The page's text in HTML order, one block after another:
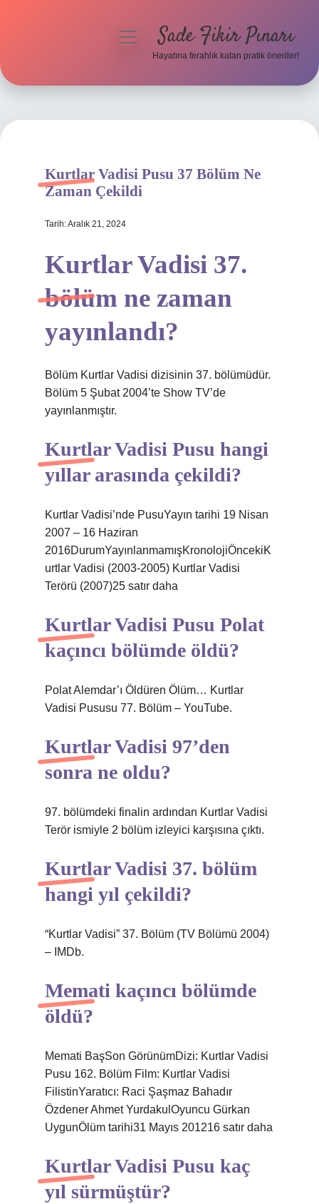
Hakkımızda
menüyüSade Fikir Pınarı
Hayatına ferahlık katan pratik öneriler!
Kurtlar Vadisi Pusu 37 Bölüm Ne
Zaman Çekildi
Tarih: Aralık 21, 2024
Kurtlar Vadisi 37.
bölüm ne zaman
yayınlandı?
Bölüm Kurtlar Vadisi dizisinin 37. bölümüdür.
Bölüm 5 Şubat 2004’te Show TV’de
yayınlanmıştır.
Kurtlar Vadisi Pusu hangi
yıllar arasında çekildi?
Kurtlar Vadisi’nde PusuYayın tarihi 19 Nisan
2007 – 16 Haziran
2016DurumYayınlanmamışKronolojiÖncekiK
urtlar Vadisi (2003-2005) Kurtlar Vadisi
Terörü (2007)25 satır daha
Kurtlar Vadisi Pusu Polat
kaçıncı bölümde öldü?
Polat Alemdar’ı Öldüren Ölüm… Kurtlar
Vadisi Pususu 77. Bölüm – YouTube.
Kurtlar Vadisi 97’den
sonra ne oldu?
97. bölümdeki finalin ardından Kurtlar Vadisi
Terör ismiyle 2 bölüm izleyici karşısına çıktı.
Kurtlar Vadisi 37. bölüm
hangi yıl çekildi?
“Kurtlar Vadisi” 37. Bölüm (TV Bölümü 2004)
– IMDb.
Memati kaçıncı bölümde
öldü?
Memati BaşSon GörünümDizi: Kurtlar Vadisi
Pusu 162. Bölüm Film: Kurtlar Vadisi
FilistinYaratıcı: Raci Şaşmaz Bahadır
Özdener Ahmet YurdakulOyuncu Gürkan
UygunÖlüm tarihi31 Mayıs 201216 satır daha
Kurtlar Vadisi Pusu kaç
yıl sürmüştür?